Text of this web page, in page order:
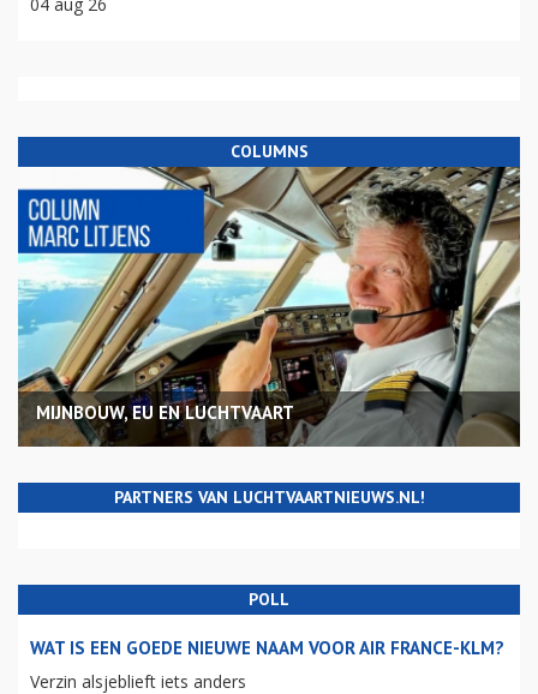
COLUMNS
MIJNBOUW, EU EN LUCHTVAART
PARTNERS VAN LUCHTVAARTNIEUWS.NL!
POLL
WAT IS EEN GOEDE NIEUWE NAAM VOOR AIR FRANCE-KLM?
Verzin alsjeblieft iets anders